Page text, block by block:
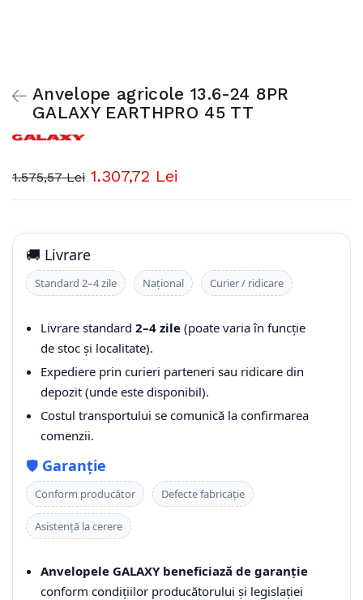
Anvelope agricole 13.6-24 8PR
GALAXY EARTHPRO 45 TT
1.575,57 Lei 1.307,72 Lei
🚚 Livrare
Standard 2–4 zile Național Curier / ridicare
Livrare standard 2–4 zile (poate varia în funcție
de stoc și localitate).
Expediere prin curieri parteneri sau ridicare din
depozit (unde este disponibil).
Costul transportului se comunică la confirmarea
comenzii.
🛡️ Garanție
Conform producător Defecte fabricație
Asistență la cerere
Anvelopele GALAXY beneficiază de garanție
conform condițiilor producătorului și legislației